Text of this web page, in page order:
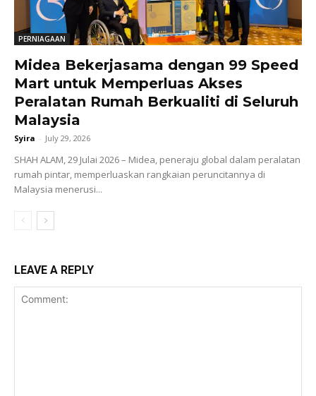
PERNIAGAAN
Midea Bekerjasama dengan 99 Speed
Mart untuk Memperluas Akses
Peralatan Rumah Berkualiti di Seluruh
Malaysia
Syira - July 29, 2026
SHAH ALAM, 29 Julai 2026 – Midea, peneraju global dalam peralatan
rumah pintar, memperluaskan rangkaian peruncitannya di
Malaysia menerusi...
LEAVE A REPLY